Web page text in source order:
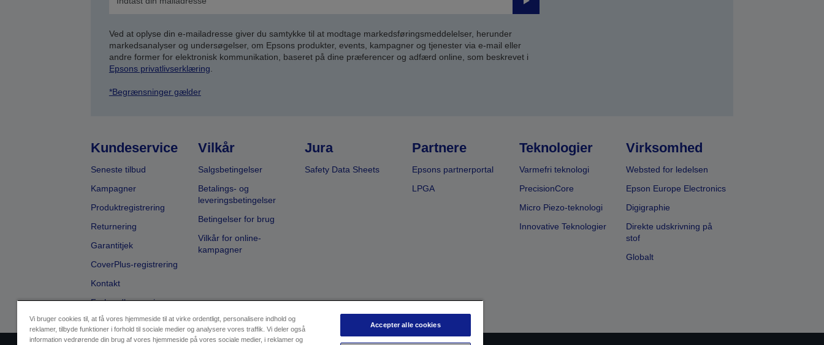
Send
Ved at oplyse din e-mailadresse giver du samtykke til at modtage markedsføringsmeddelelser, herunder
markedsanalyser og undersøgelser, om Epsons produkter, events, kampagner og tjenester via e-mail eller
andre former for elektronisk kommunikation, baseret på dine præferencer og adfærd online, som beskrevet i
Epsons privatlivserklæring
*Begrænsninger gælder
Kundeservice
Seneste tilbud
Kampagner
Produktregistrering
Returnering
Garantitjek
CoverPlus-registrering
Kontakt
Forhandlersøgning
Vilkår
Salgsbetingelser
Betalings- og
leveringsbetingelser
Betingelser for brug
Vilkår for online-
kampagner
Jura
Safety Data Sheets
Partnere
Epsons partnerportal
LPGA
Teknologier
Varmefri teknologi
PrecisionCore
Micro Piezo-teknologi
Innovative Teknologier
Virksomhed
Websted for ledelsen
Epson Europe Electronics
Digigraphie
Direkte udskrivning på
stof
Globalt
Vi bruger cookies til, at få vores hjemmeside til at virke ordentligt, personalisere indhold og
reklamer, tilbyde funktioner i forhold til sociale medier og analysere vores traffik. Vi deler også
information vedrørende din brug af vores hjemmeside på vores sociale medier, i reklamer og
Accepter alle cookies